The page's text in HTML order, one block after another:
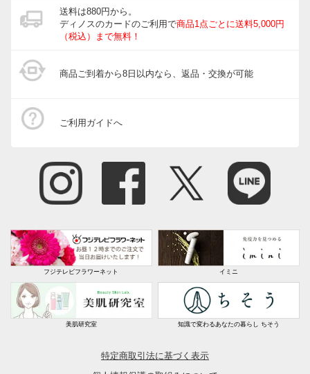
送料は880円から。
ディノスのカードのご利用で商品1点ごとに送料5,000円
（税込）まで無料！
商品ご到着から8日以内なら、返品・交換が可能
ご利用ガイドへ
フジテレビフラワーネット イミニ
美肌研究室 知識で変わるあなたの暮らし ちそう
特定商取引法に基づく表示